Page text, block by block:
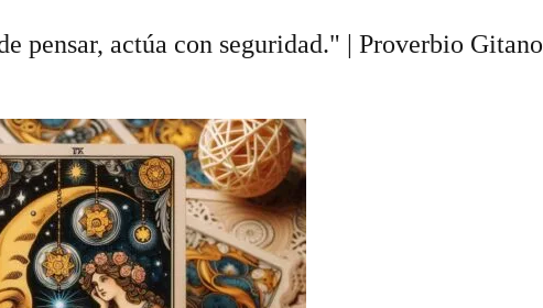
pensar, actúa con seguridad." | Proverbio Gitano